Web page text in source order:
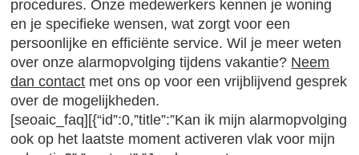
procedures. Onze medewerkers kennen je woning
en je specifieke wensen, wat zorgt voor een
persoonlijke en efficiënte service. Wil je meer weten
over onze alarmopvolging tijdens vakantie? Neem
dan contact met ons op voor een vrijblijvend gesprek
over de mogelijkheden.
[seoaic_faq][{“id”:0,”title”:”Kan ik mijn alarmopvolging
ook op het laatste moment activeren vlak voor mijn